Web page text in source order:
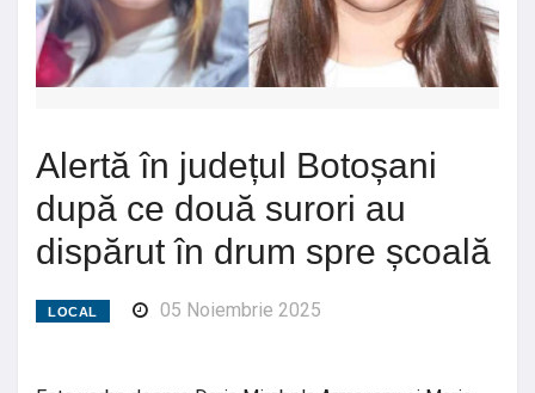
Alertă în județul Botoșani
după ce două surori au
dispărut în drum spre școală
LOCAL 05 Noiembrie 2025